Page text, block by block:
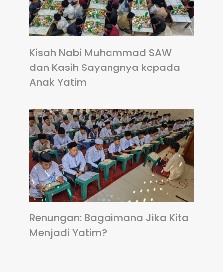
Kisah Nabi Muhammad SAW
dan Kasih Sayangnya kepada
Anak Yatim
Renungan: Bagaimana Jika Kita
Menjadi Yatim?